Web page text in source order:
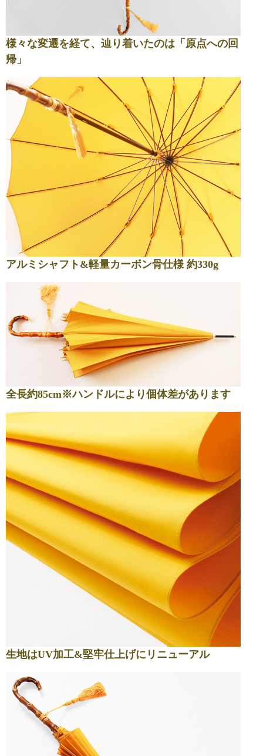
様々な変遷を経て、辿り着いたのは「原点への回
帰」
アルミシャフト&軽量カーボン骨仕様 約330g
全長約85cm※ハンドルにより個体差があります
生地はUV加工&堅牢仕上げにリニューアル